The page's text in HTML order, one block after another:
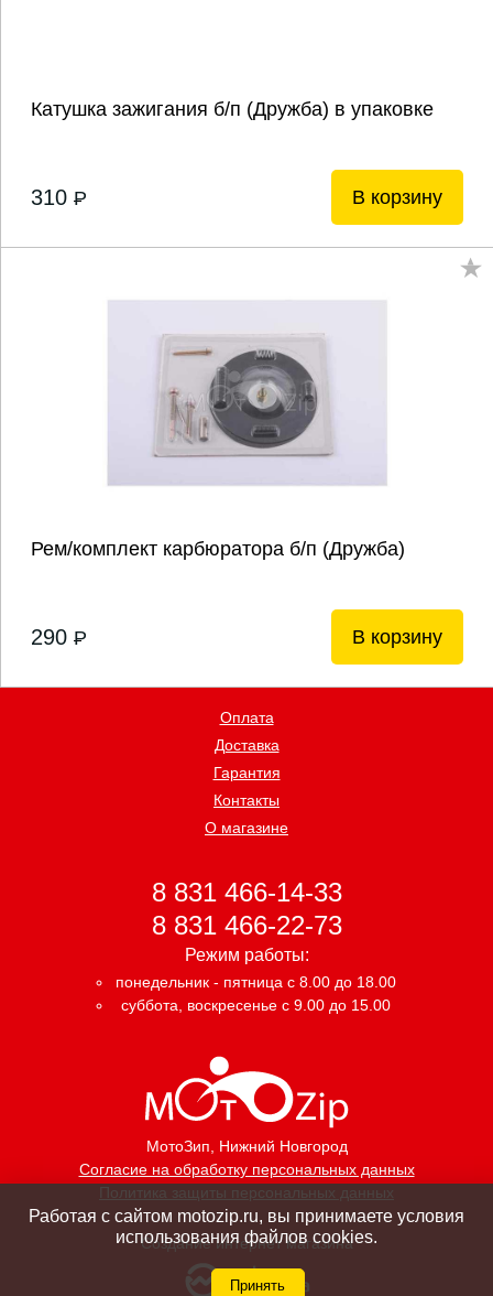
Катушка зажигания б/п (Дружба) в упаковке
310 P В корзину
Рем/комплект карбюратора б/п (Дружба)
290 P В корзину
МотоЗип, Нижний Новгород
Согласие на обработку персональных данных
Политика защиты персональных данных
Оплата
Доставка
Гарантия
Контакты
О магазине
8 831 466-14-33
8 831 466-22-73
Режим работы:
понедельник - пятница с 8.00 до 18.00
суббота, воскресенье с 9.00 до 15.00
Создание интернет магазина
Работая с сайтом motozip.ru, вы принимаете условия
использования файлов cookies.
Принять